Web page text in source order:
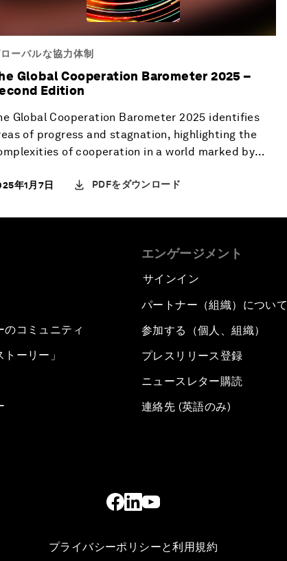
ーバルな協力体制
Global Cooperation Barometer 2025 –
Edition
Global Cooperation Barometer 2025 identifies
of progress and stagnation, highlighting the
of cooperation in a world marked by
advancements.
年1月7日 PDFをダウンロード
のコミュニティ
トーリー」
エンゲージメント
サインイン
パートナー（組織）について
参加する（個人、組織）
プレスリリース登録
ニュースレター購読
連絡先 (英語のみ)
プライバシーポリシーと利用規約